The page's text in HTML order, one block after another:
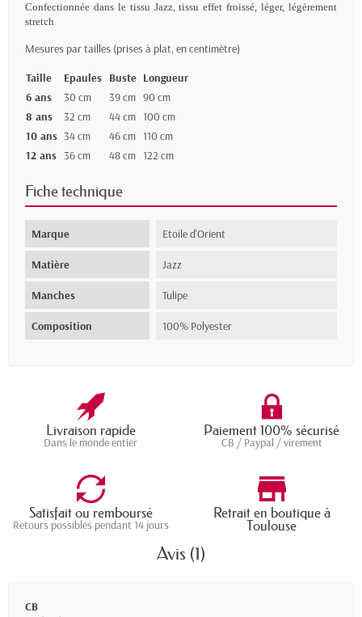
Confectionnée dans letissu Jazz, tissu effet froissé, léger, légèrement
stretch
Mesures par tailles (prises à plat, en centimètre)
Taille
Epaules Buste Longueur
6 ans
30 cm 39 cm 90 cm
8 ans
32 cm 44 cm 100 cm
10 ans 34 cm 46 cm 110 cm
12 ans 36 cm 48 cm 122 cm
Fiche technique
Marque Etoile d'Orient
Matière Jazz
Manches Tulipe
Composition 100% Polyester
Livraison rapide
Dans le monde entier
Paiement 100% sécurisé
CB / Paypal / virement
Satisfait ou remboursé
Retours possibles pendant 14 jours
Retrait en boutique à
Toulouse
Avis (1)
CB